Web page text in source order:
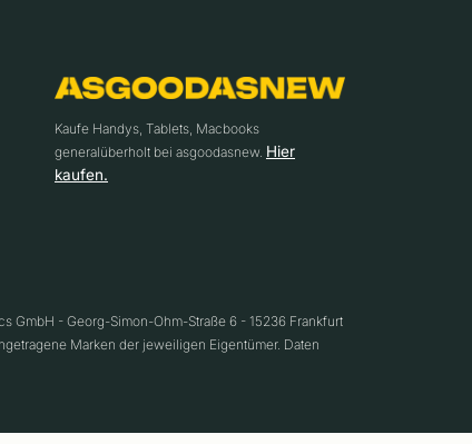
Kaufe Handys, Tablets, Macbooks
generalüberholt bei asgoodasnew. Hier
kaufen.
GmbH - Georg-Simon-Ohm-Straße 6 - 15236 Frankfurt
Marken der jeweiligen Eigentümer. Daten